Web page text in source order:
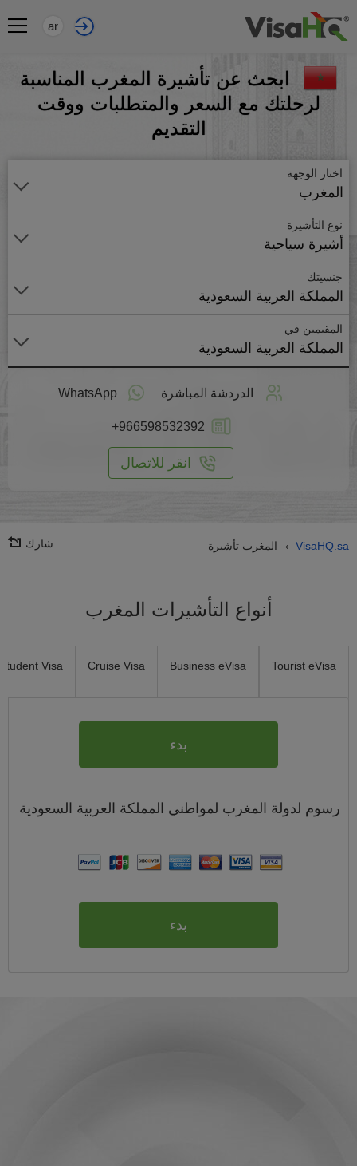
ar
ابحث عن تأشيرة المغرب المناسبة
لرحلتك مع السعر والمتطلبات ووقت
التقديم
اختار الوجهة
المغرب
نوع التأشيرة
أشيرة سياحية
جنسيتك
المملكة العربية السعودية
المقيمين في
المملكة العربية السعودية
الدردشة المباشرة WhatsApp
+966598532392
انقر للاتصال
VisaHQ.sa
› المغرب تأشيرة شارك
أنواع التأشيرات المغرب
Tourist eVisa
Business eVisa
Cruise Visa
Student Visa
بدء
رسوم لدولة المغرب لمواطني المملكة العربية السعودية
بدء